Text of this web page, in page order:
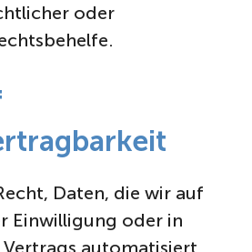
oder
Daten, die wir auf
Einwilligung oder in
Vertrags automatisiert